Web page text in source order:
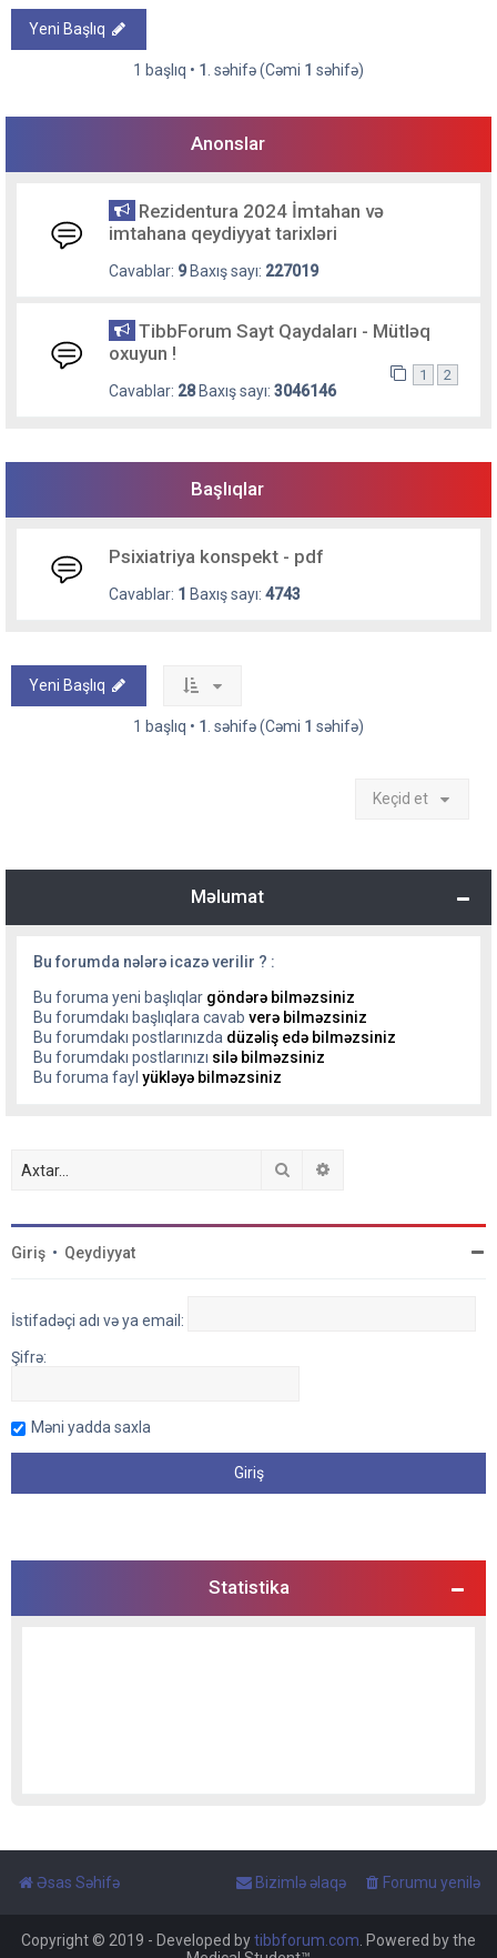
Yeni Başlıq
1 başlıq • 1 . səhifə (Cəmi 1 səhifə)
Anonslar
Rezidentura 2024 İmtahan və
imtahana qeydiyyat tarixləri
Cavablar: 9Baxış sayı: 227019
TibbForum Sayt Qaydaları - Mütləq
oxuyun !
Cavablar: 28Baxış sayı: 3046146
1 2
Başlıqlar
Psixiatriya konspekt - pdf
Cavablar: 1 Baxış sayı: 4743
Yeni Başlıq
1 başlıq • 1 . səhifə (Cəmi 1 səhifə)
Keçid et
Məlumat
Bu forumda nələrə icazə verilir ? :
Bu foruma yeni başlıqlar göndərə bilməzsiniz
Bu forumdakı başlıqlara cavab verə bilməzsiniz
Bu forumdakı postlarınızda düzəliş edə bilməzsiniz
Bu forumdakı postlarınızı silə bilməzsiniz
Bu foruma fayl yükləyə bilməzsiniz
Axtar
Giriş • Qeydiyyat
İstifadəçi adı və ya email:
Şifrə:
Məni yadda saxla
Statistika
Əsas Səhifə Forumu yenilə
Bizimlə əlaqə
Copyright © 2019 - Developed bytibbforum.com . Powered by the